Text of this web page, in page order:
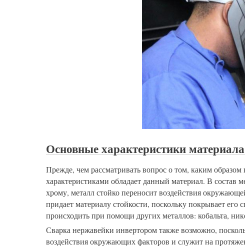
Основные характеристики материала
Прежде, чем рассматривать вопрос о том, каким
характеристиками обладает данный материал. В состав
хрому, металл стойко переносит воздействия
придает материалу стойкости, поскольку покрывает
происходить при помощи других металлов: кобальта,
Сварка нержавейки инвертором также возможно,
воздействия окружающих факторов и служит на